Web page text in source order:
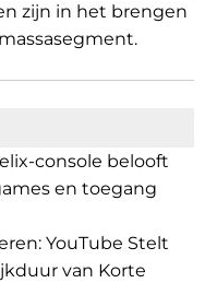
zijn in het brengen
Telegram
console belooft
en toegang
YouTube Stelt
van Korte